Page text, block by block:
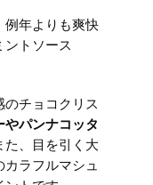
例年よりも爽快
トソース
チョコクリス
やパンナコッタ
た、目を引く大
ラフルマシュ